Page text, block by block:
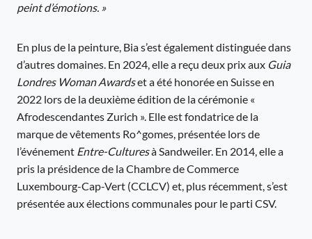
peint d’émotions. »
En plus de la peinture, Bia s’est également distinguée dans
d’autres domaines. En 2024, elle a reçu deux prix aux Guia
Londres Woman Awardset a été honorée en Suisse en
2022 lors de la deuxième édition de la cérémonie «
Afrodescendantes Zurich ». Elle est fondatrice de la
marque de vêtements Ro^gomes, présentée lors de
l’événement Entre-Culturesà Sandweiler. En 2014, elle a
pris la présidence de la Chambre de Commerce
Luxembourg-Cap-Vert (CCLCV) et, plus récemment, s’est
présentée aux élections communales pour le parti CSV.